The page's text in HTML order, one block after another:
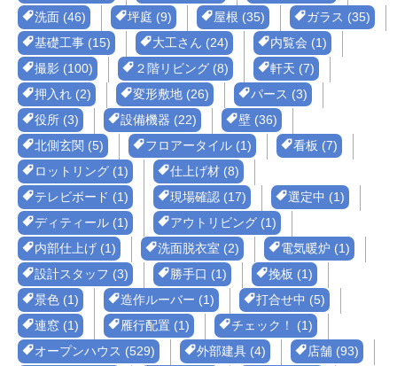
洗面 (46)
坪庭 (9) 屋根 (35)
ガラス (35)
基礎工事 (15)
大工さん (24)
内覧会 (1)
撮影 (100)
２階リビング (8)
軒天 (7)
押入れ (2)
変形敷地 (26)
パース (3)
役所 (3)
設備機器 (22)
壁 (36)
北側玄関 (5)
フロアータイル (1)
看板 (7)
ロットリング (1)
仕上げ材 (8)
テレビボード (1)
現場確認 (17)
選定中 (1)
ディティール (1)
アウトリビング (1)
内部仕上げ (1)
洗面脱衣室 (2)
電気暖炉 (1)
設計スタッフ (3)
勝手口 (1)
挽板 (1)
景色 (1)
造作ルーバー (1)
打合せ中 (5)
連窓 (1)
雁行配置 (1)
チェック！ (1)
オープンハウス (529)
外部建具 (4)
店舗 (93)